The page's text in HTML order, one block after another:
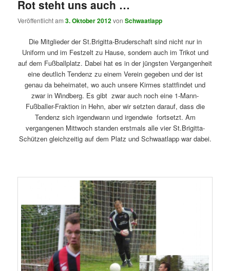
Rot steht uns auch …
Veröffentlicht am3. Oktober 2012vonSchwaatlapp
Die Mitglieder der St.Brigitta-Bruderschaft sind nicht nur in
Uniform und im Festzelt zu Hause, sondern auch im Trikot und
auf dem Fußballplatz. Dabei hat es in der jüngsten Vergangenheit
eine deutlich Tendenz zu einem Verein gegeben und der ist
genau da beheimatet, wo auch unsere Kirmes stattfindet und
zwar in Windberg. Es gibt zwar auch noch eine 1-Mann-
Fußballer-Fraktion in Hehn, aber wir setzten darauf, dass die
Tendenz sich irgendwann und irgendwie fortsetzt. Am
vergangenen Mittwoch standen erstmals alle vier St.Brigitta-
Schützen gleichzeitig auf dem Platz und Schwaatlapp war dabei.